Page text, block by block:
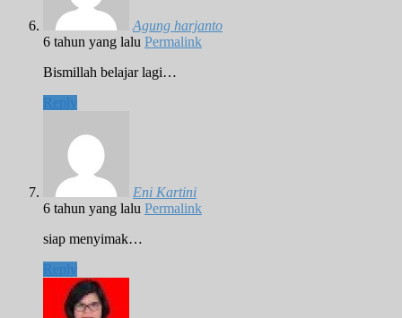
Agung harjanto
6 tahun yang lalu Permalink
Bismillah belajar lagi…
Reply
Eni Kartini
6 tahun yang lalu Permalink
siap menyimak…
Reply